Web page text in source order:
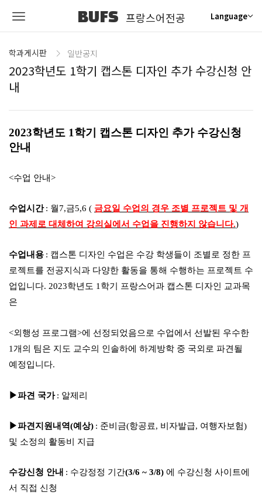
BUFS 프랑스어전공 Language
학과게시판 일반공지
2023학년도 1학기 캡스톤 디자인 추가 수강신청 안
내
2023학년도 1학기 캡스톤 디자인 추가 수강신청
안내
<수업 안내>
수업시간 : 월7,금5,6 ( 금요일 수업의 경우 조별 프로젝트 및 개
인 과제로 대체하여 강의실에서 수업을 진행하지 않습니다.)
수업내용 : 캡스톤 디자인 수업은 수강 학생들이 조별로 정한 프
로젝트를 전공지식과 다양한 활동을 통해 수행하는 프로젝트 수
업입니다. 2023학년도 1 학기 프랑스어과 캡스톤 디자인 교과목
은
<외행성 프로그램>에 선정되었음으로 수업에서 선발된 우수한
1 개의 팀은 지도 교수의 인솔하에 하계방학 중 국외로 파견될
예정입니다.
▶파견 국가 : 알제리
▶파견지원내역(예상) : 준비금(항공료, 비자발급, 여행자보험)
및 소정의 활동비 지급
수강신청 안내 : 수강정정 기간(3/6 ~ 3/8) 에 수강신청 사이트에
서 직접 신청